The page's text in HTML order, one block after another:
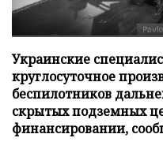
Украинские
круглосуточное
беспилотников
скрытых подземных
финансировании,